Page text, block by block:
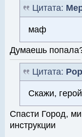
Цитата:
маф
Думаешь
Цитата:
Скажи,
Спасти Город,
инструкции